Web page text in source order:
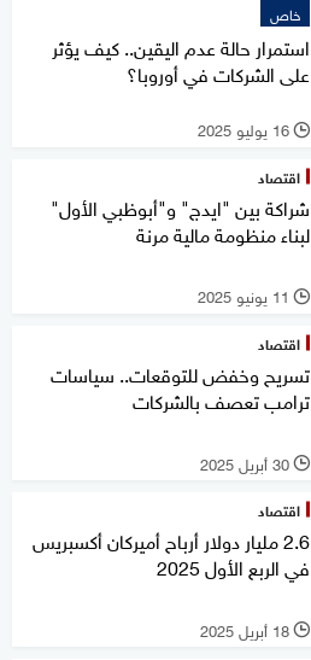
خاص
استمرار حالة عدم اليقين.. كيف يؤثر
على الشركات في أوروبا؟
l 16 يوليو 2025
اقتصاد
شراكة بين "ايدج" و"أبوظبي الأول"
لبناء منظومة مالية مرنة
l 11 يونيو 2025
اقتصاد
تسريح وخفض للتوقعات.. سياسات
ترامب تعصف بالشركات
l 30 أبريل 2025
اقتصاد
2.6 مليار دولار أرباح أميركان أكسبريس
في الربع الأول 2025
l 18 أبريل 2025